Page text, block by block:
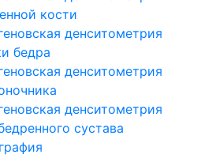
кости
денситометрия
бедра
денситометрия
денситометрия
сустава